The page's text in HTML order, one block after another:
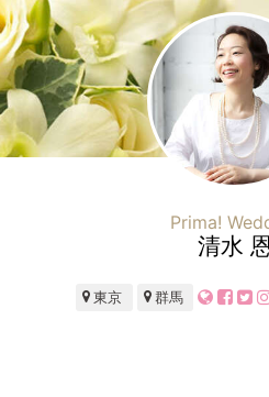
Prima!
清水
東京 群馬